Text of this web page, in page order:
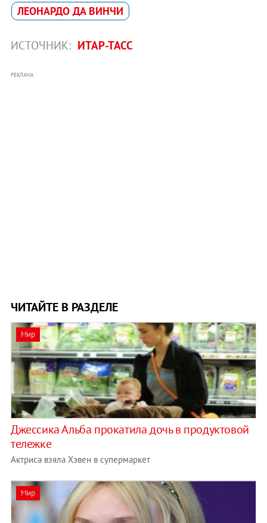
ЛЕОНАРДО ДА ВИНЧИ
ИСТОЧНИК: ИТАР-ТАСС
РЕКЛАМА
ЧИТАЙТЕ В РАЗДЕЛЕ
Мир
Джессика Альба прокатила дочь в продуктовой
тележке
Актриса взяла Хэвен в супермаркет
Мир